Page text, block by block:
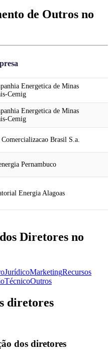
de Outros no
Energetica de Minas
Cemig
Energetica de Minas
Cemig
Brasil S.a.
Pernambuco
Energia Alagoas
Diretores no
JurídicoMarketingRecursos
TécnicoOutros
diretores
dos diretores